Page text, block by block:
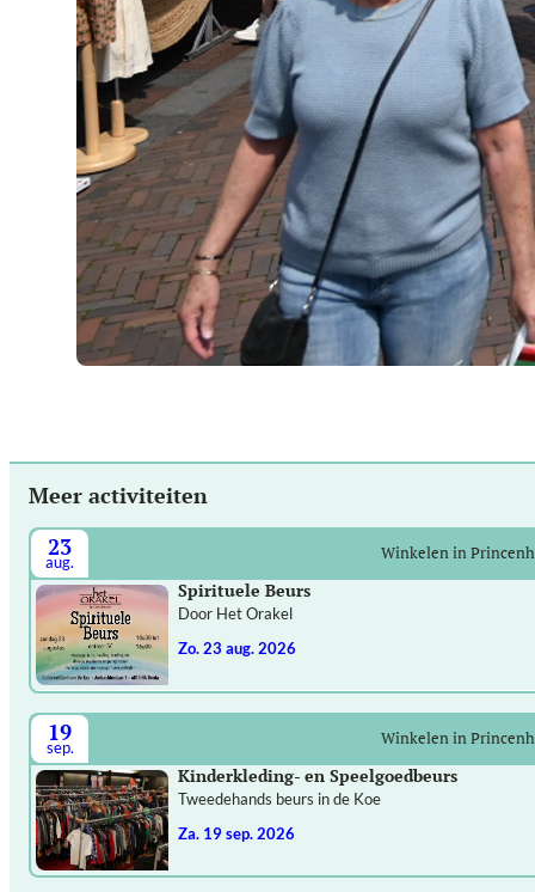
Meer activiteiten
23
aug. Winkelen in
Spirituele Beurs
Door Het Orakel
zo. 23 aug. 2026
19
sep. Winkelen in
Kinderkleding- en Speelgoedbeurs
Tweedehands beurs in de Koe
za. 19 sep. 2026